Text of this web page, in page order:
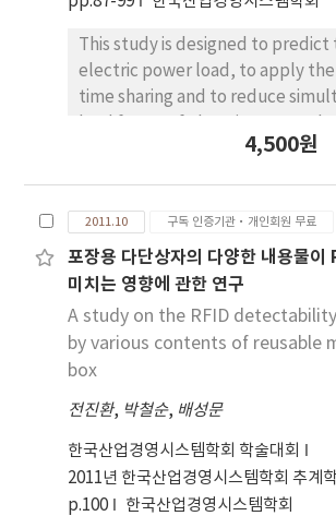
necessary to establish the
systems to ensure safety and
SaaS. This paper provides the
reliable framework for
certification systems. In order to
the critical issues related to
certification systems of SaaS
service provider domains are
evaluation methodology for the
This study is designed to predict
electric power load, to apply
time sharing and to reduce
authorized by user entering
about smart grid, which reduces
power load through
of electric power reduction
supervision agent. Also, this
following characteristics. First, it
interface which enables
plan and using schedule for a
of time. Second, it is the
which collects, classifies,
manage demand forecast data
period of time. Third, is the
4,500원
2011.10 구독 인증기관·개인회원 무료
포장용 다단상자의 다양한 내용물이
미치는 영향에 관한 연구
A study on the RFID
by various contents of reusable
box
전진환, 박철순, 배성문
한국산업경영시스템학회 학술대회
2011년 한국산업경영시스템학회 추계
p.100
한국산업경영시스템학회